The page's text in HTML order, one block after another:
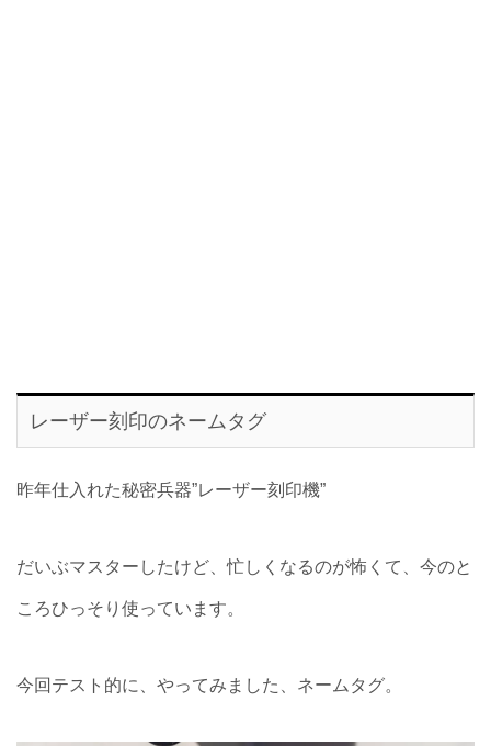
レーザー刻印のネームタグ
昨年仕入れた秘密兵器”レーザー刻印機”
だいぶマスターしたけど、忙しくなるのが怖くて、今のと
ころひっそり使っています。
今回テスト的に、やってみました、ネームタグ。